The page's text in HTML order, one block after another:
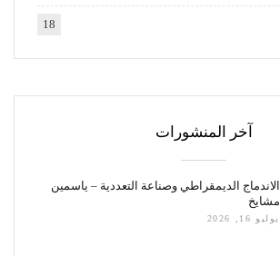
18
آخر المنشورات
الاندماج الديمقراطي وصناعة التعددية – ياسمين
مشايخ
يوليو 16, 2026